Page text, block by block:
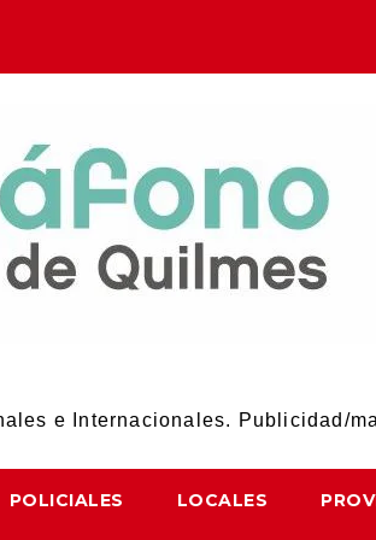
e Internacionales. Publicidad/
POLICIALES LOCALES